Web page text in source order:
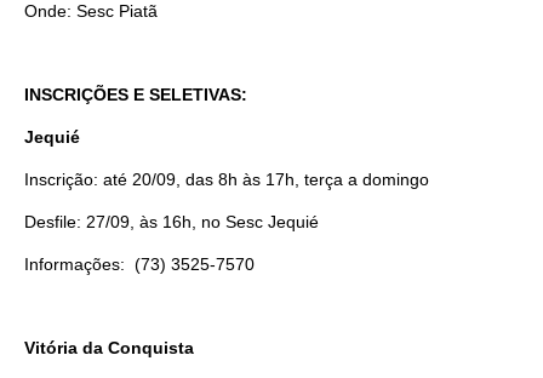
Onde: Sesc Piatã
INSCRIÇÕES E SELETIVAS:
Jequié
Inscrição: até 20/09, das 8h às 17h, terça a domingo
Desfile: 27/09, às 16h, no Sesc Jequié
Informações: (73) 3525-7570
Vitória da Conquista